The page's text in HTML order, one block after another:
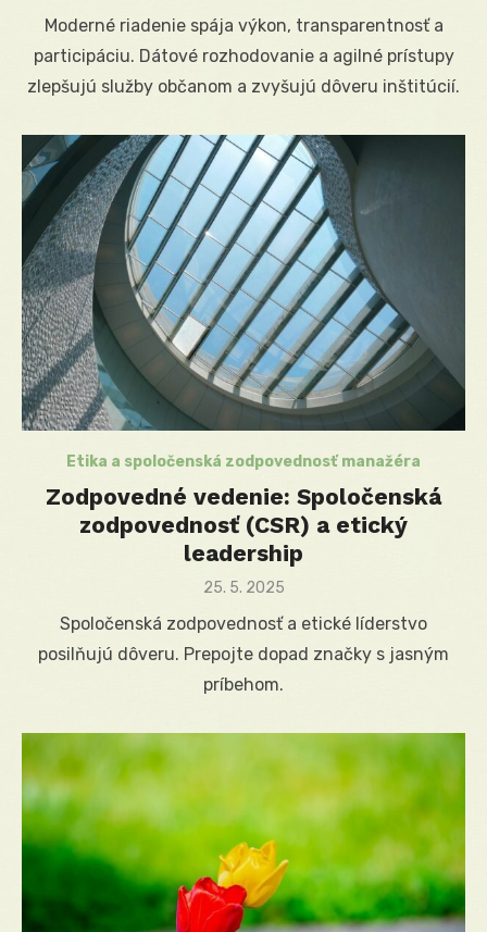
Moderné riadenie spája výkon, transparentnosť a
participáciu. Dátové rozhodovanie a agilné prístupy
zlepšujú služby občanom a zvyšujú dôveru inštitúcií.
Etika a spoločenská zodpovednosť manažéra
Zodpovedné vedenie: Spoločenská
zodpovednosť (CSR) a etický
leadership
Posted
25. 5. 2025
Spoločenská zodpovednosť a etické líderstvo
posilňujú dôveru. Prepojte dopad značky s jasným
príbehom.